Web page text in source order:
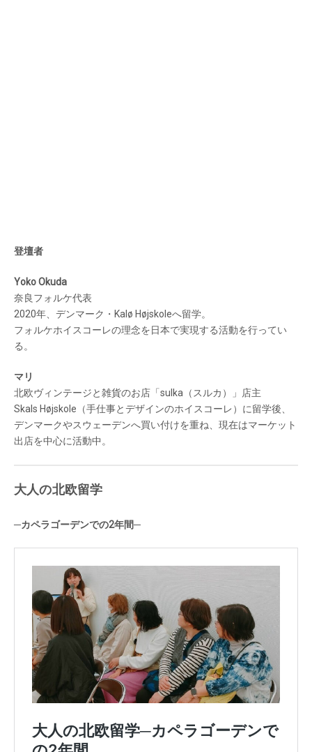
登壇者
Yoko Okuda
奈良フォルケ代表
2020年、デンマーク・Kalø Højskoleへ留学。
フォルケホイスコーレの理念を日本で実現する活動を行ってい
る。
マリ
北欧ヴィンテージと雑貨のお店「sulka（スルカ）」店主
Skals Højskole（手仕事とデザインのホイスコーレ）に留学後、
デンマークやスウェーデンへ買い付けを重ね、現在はマーケット
出店を中心に活動中。
大人の北欧留学
─カペラゴーデンでの2年間─